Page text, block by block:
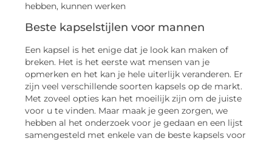
hebben, kunnen werken
Beste kapselstijlen voor mannen
Een kapsel is het enige dat je look kan maken of
breken. Het is het eerste wat mensen van je
opmerken en het kan je hele uiterlijk veranderen. Er
zijn veel verschillende soorten kapsels op de markt.
Met zoveel opties kan het moeilijk zijn om de juiste
voor u te vinden. Maar maak je geen zorgen, we
hebben al het onderzoek voor je gedaan en een lijst
samengesteld met enkele van de beste kapsels voor